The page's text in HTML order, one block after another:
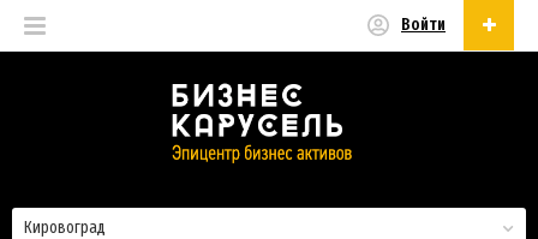
Войти
Кировоград